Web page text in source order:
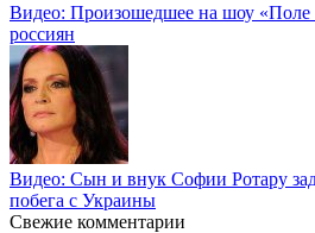
Видео: Произошедшее на шоу «Поле
россиян
Видео: Сын и внук Софии Ротару
побега с Украины
Свежие комментарии